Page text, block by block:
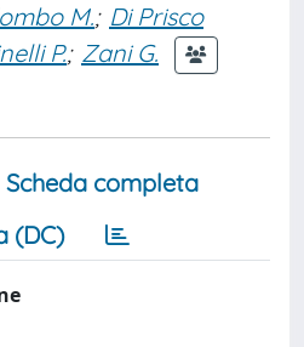
M.; Di Prisco
P.; Zani G.
Scheda completa
(DC)